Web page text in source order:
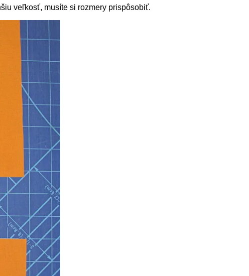
veľkosť, musíte si rozmery prispôsobiť.